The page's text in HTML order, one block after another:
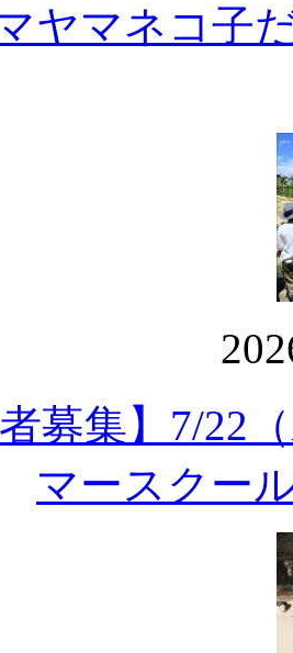
ヤマネコ子
者募集】7/22
マースクー